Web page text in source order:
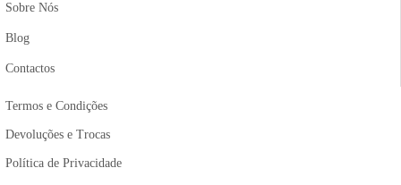
Sobre Nós
Blog
Contactos
Termos e Condições
Devoluções e Trocas
Política de Privacidade